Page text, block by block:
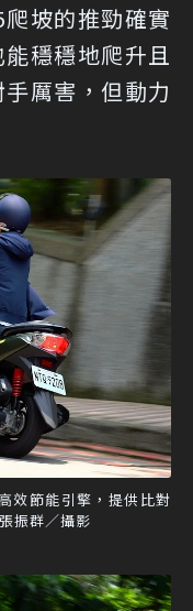
坡的推勁確實
穩穩地爬升且
厲害，但動力
效節能引擎，提供比對
振群／攝影